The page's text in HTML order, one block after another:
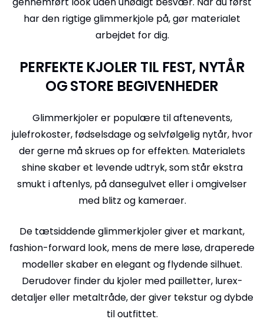
har den rigtige glimmerkjole på, gør materialet
arbejdet for dig.
PERFEKTE KJOLER TIL FEST, NYTÅR
OG STORE BEGIVENHEDER
Glimmerkjoler er populære til aftenevents,
julefrokoster, fødselsdage og selvfølgelig nytår, hvor
der gerne må skrues op for effekten. Materialets
shine skaber et levende udtryk, som står ekstra
smukt i aftenlys, på dansegulvet eller i omgivelser
med blitz og kameraer.
De tætsiddende glimmerkjoler giver et markant,
fashion-forward look, mens de mere løse, draperede
modeller skaber en elegant og flydende silhuet.
Derudover finder du kjoler med pailletter, lurex-
detaljer eller metaltråde, der giver tekstur og dybde
til outfittet.